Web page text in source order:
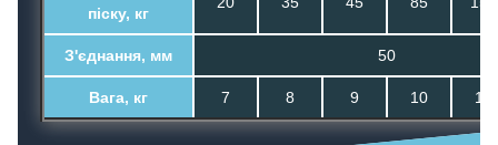
піску, кг
З'єднання, мм 50
Вага, кг 7 8 9 10 13